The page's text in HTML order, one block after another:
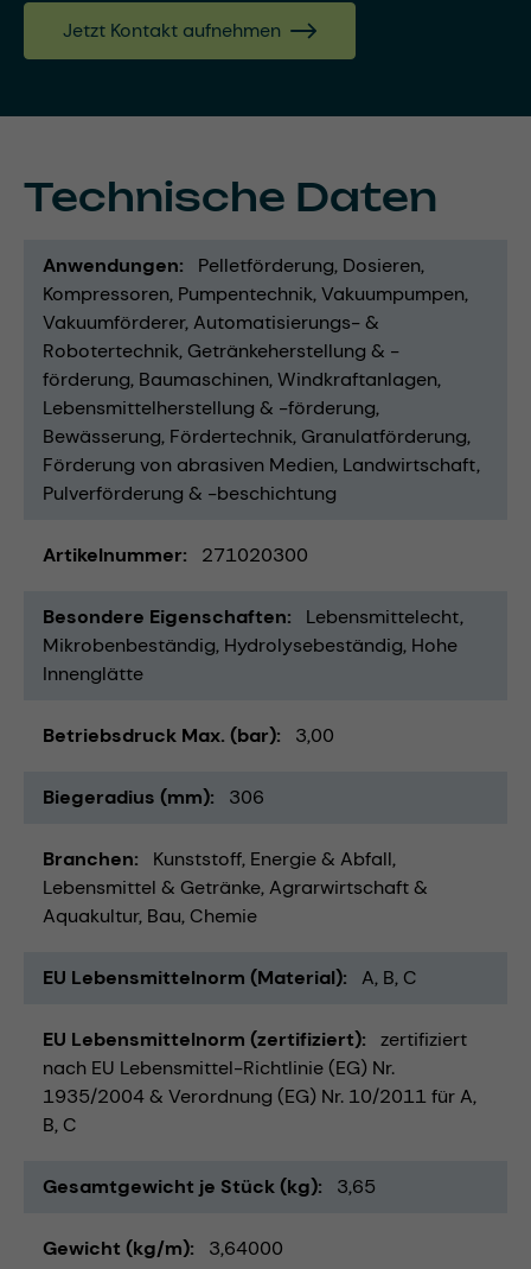
Jetzt Kontakt aufnehmen
Technische Daten
Anwendungen Pelletförderung Dosieren
Kompressoren Pumpentechnik Vakuumpumpen
Vakuumförderer Automatisierungs- &
Robotertechnik Getränkeherstellung & -
förderung Baumaschinen Windkraftanlagen
Lebensmittelherstellung & -förderung
Bewässerung Fördertechnik Granulatförderung
Förderung von abrasiven Medien Landwirtschaft
Pulverförderung & -beschichtung
Artikelnummer 271020300
Besondere Eigenschaften
Lebensmittelecht
Mikrobenbeständig Hydrolysebeständig Hohe
Innenglätte
Betriebsdruck Max. (bar) 3,00
Biegeradius (mm) 306
Branchen Kunststoff Energie & Abfall
Lebensmittel & Getränke Agrarwirtschaft &
Aquakultur Bau Chemie
EU Lebensmittelnorm (Material) A, B, C
EU Lebensmittelnorm (zertifiziert)
zertifiziert
nach EU Lebensmittel-Richtlinie (EG) Nr.
1935/2004 & Verordnung (EG) Nr. 10/2011 für A,
B, C
Gesamtgewicht je Stück (kg) 3,65
Gewicht (kg/m) 3,64000